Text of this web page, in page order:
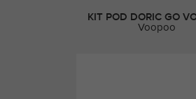
KIT POD DORIC GO
Voopoo